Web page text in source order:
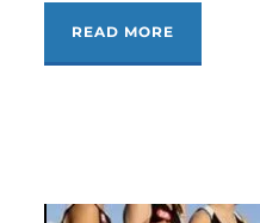
READ MORE